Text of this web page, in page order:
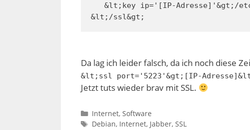
&lt;key ip='[IP-Adresse]'&gt;/
&lt;/ssl&gt;
Da lag ich leider falsch, da ich noch diese
&lt;ssl port='5223'&gt;[IP-
Jetzt tuts wieder brav mit SSL.
Kategorien
Internet, Software
Schlagwörter
Debian, Internet, Jabber, SSL